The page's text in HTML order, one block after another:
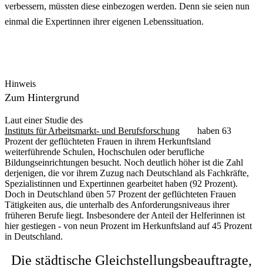
verbessern, müssten diese einbezogen werden. Denn sie seien nun
einmal die Expertinnen ihrer eigenen Lebenssituation.
Hinweis
Zum Hintergrund
Laut einer Studie des
Instituts für Arbeitsmarkt- und Berufsforschung
haben 63
Prozent der geflüchteten Frauen in ihrem Herkunftsland
weiterführende Schulen, Hochschulen oder berufliche
Bildungseinrichtungen besucht. Noch deutlich höher ist die Zahl
derjenigen, die vor ihrem Zuzug nach Deutschland als Fachkräfte,
Spezialistinnen und Expertinnen gearbeitet haben (92 Prozent).
Doch in Deutschland üben 57 Prozent der geflüchteten Frauen
Tätigkeiten aus, die unterhalb des Anforderungsniveaus ihrer
früheren Berufe liegt. Insbesondere der Anteil der Helferinnen ist
hier gestiegen - von neun Prozent im Herkunftsland auf 45 Prozent
in Deutschland.
Die städtische Gleichstellungsbeauftragte,